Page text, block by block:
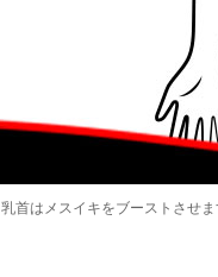
乳首はメスイキをブーストさせ